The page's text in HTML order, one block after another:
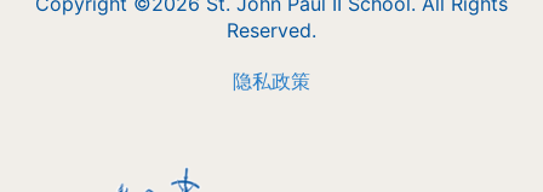
Reserved.
隐私政策